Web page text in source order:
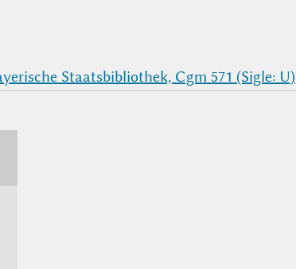
Staatsbibliothek, Cgm 571 (Sigle: U)